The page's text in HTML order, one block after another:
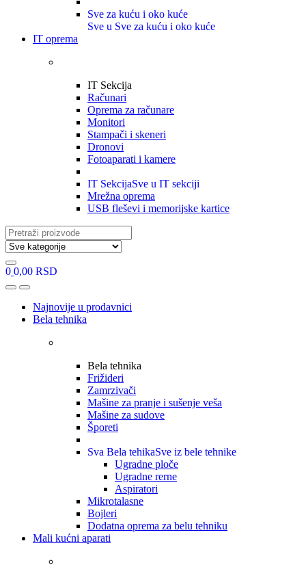
Sve za kuću i oko kuće
Sve u Sve za kuću i oko kuće
IT oprema
IT Sekcija
Računari
Oprema za računare
Monitori
Stampači i skeneri
Dronovi
Fotoaparati i kamere
IT SekcijaSve u IT sekciji
Mrežna oprema
USB fleševi i memorijske kartice
Search
for:
0 0,00 RSD
OpenClose
Najnovije u prodavnici
Bela tehnika
Bela tehnika
Frižideri
Zamrzivači
Mašine za pranje i sušenje veša
Mašine za sudove
Šporeti
Sva Bela tehikaSve iz bele tehnike
Ugradne ploče
Ugradne rerne
Aspiratori
Mikrotalasne
Bojleri
Dodatna oprema za belu tehniku
Mali kućni aparati